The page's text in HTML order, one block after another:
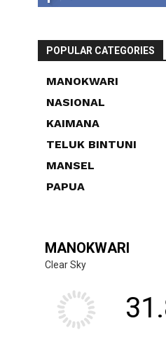
POPULAR CATEGORIES
MANOKWARI
NASIONAL
KAIMANA
TELUK BINTUNI
MANSEL
PAPUA
MANOKWARI
Clear Sky